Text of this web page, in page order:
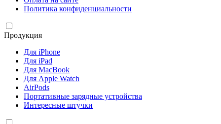
Политика конфиденциальности
Продукция
Для iPhone
Для iPad
Для MacBook
Для Apple Watch
AirPods
Портативные зарядные устройства
Интересные штучки